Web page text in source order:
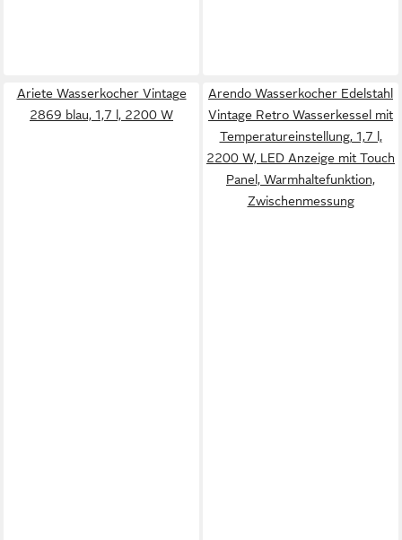
Ariete Wasserkocher Vintage
2869 blau, 1,7 l, 2200 W
Arendo Wasserkocher Edelstahl
Vintage Retro Wasserkessel mit
Temperatureinstellung, 1,7 l,
2200 W, LED Anzeige mit Touch
Panel, Warmhaltefunktion,
Zwischenmessung